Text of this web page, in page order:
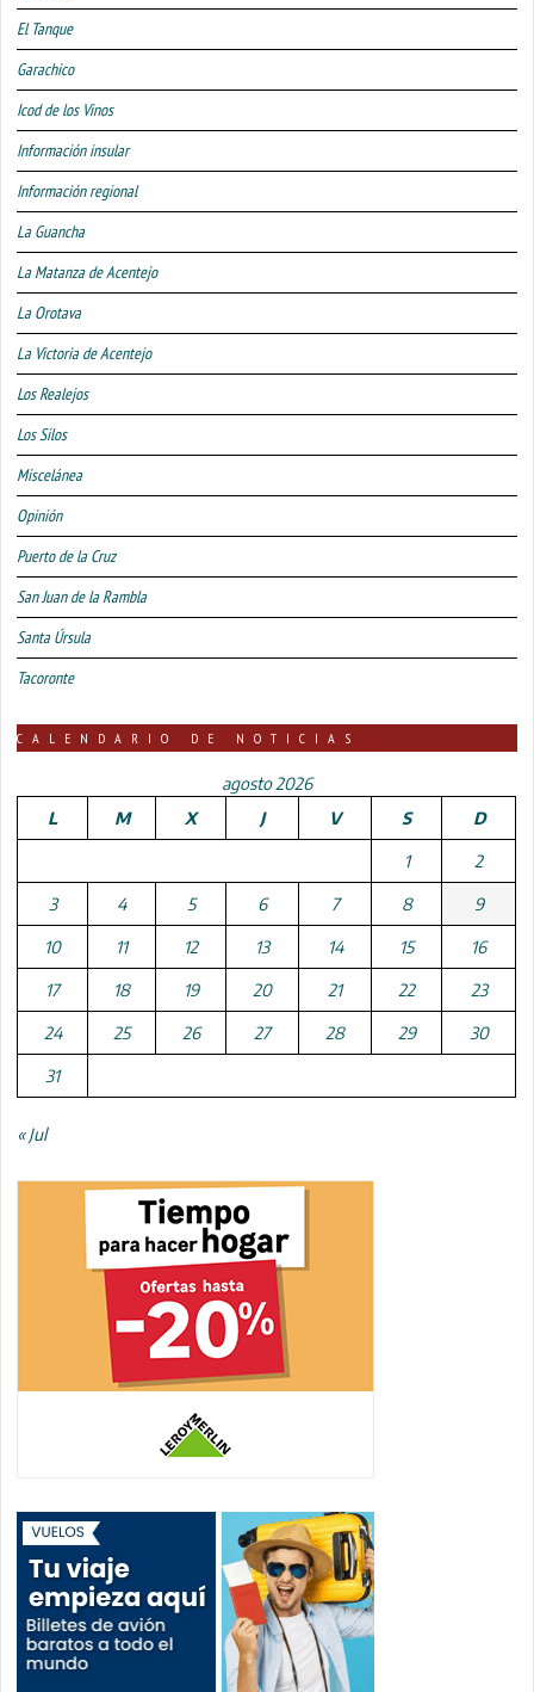
El Tanque
Garachico
Icod de los Vinos
Información insular
Información regional
La Guancha
La Matanza de Acentejo
La Orotava
La Victoria de Acentejo
Los Realejos
Los Silos
Miscelánea
Opinión
Puerto de la Cruz
San Juan de la Rambla
Santa Úrsula
Tacoronte
CALENDARIO DE NOTICIAS
agosto 2026
L
M X J V S D
1 2
3 4 5 6 7 8 9
10 11 12 13 14 15 16
17 18 19 20 21 22 23
24 25 26 27 28 29 30
31
« Jul